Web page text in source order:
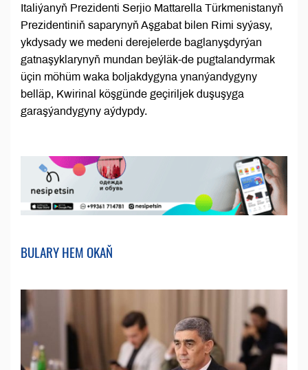
Italiýanyň Prezidenti Serjio Mattarella Türkmenistanyň
Prezidentiniň saparynyň Aşgabat bilen Rimi syýasy,
ykdysady we medeni derejelerde baglanyşdyrýan
gatnaşyklarynyň mundan beýläk-de pugtalandyrmak
üçin möhüm waka boljakdygyna ynanýandygyny
belläp, Kwirinal köşgünde geçiriljek duşuşyga
garaşýandygyny aýdypdy.
BULARY HEM OKAŇ